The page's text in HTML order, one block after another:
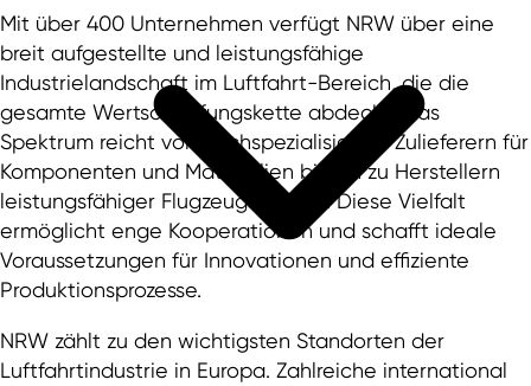
Mit über 400 Unternehmen verfügt NRW über eine
breit aufgestellte und leistungsfähige
Industrielandschaft im Luftfahrt-Bereich, die die
gesamte Wertschöpfungskette abdeckt. Das
Spektrum reicht von hochspezialisierten Zulieferern für
Komponenten und Materialien bis hin zu Herstellern
leistungsfähiger Flugzeugsysteme. Diese Vielfalt
ermöglicht enge Kooperationen und schafft ideale
Voraussetzungen für Innovationen und effiziente
Produktionsprozesse.
NRW zählt zu den wichtigsten Standorten der
Luftfahrtindustrie in Europa. Zahlreiche international